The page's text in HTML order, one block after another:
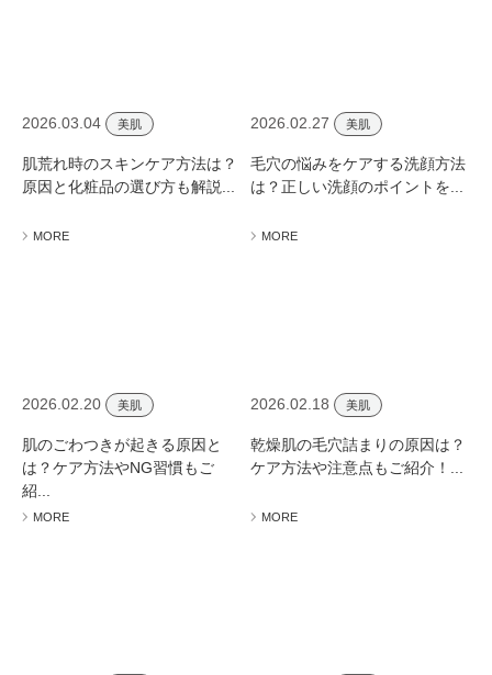
2026.03.04 美肌
肌荒れ時のスキンケア方法は？
原因と化粧品の選び方も解説...
MORE
2026.02.27 美肌
毛穴の悩みをケアする洗顔方法
は？正しい洗顔のポイントを...
MORE
2026.02.20 美肌
肌のごわつきが起きる原因と
は？ケア方法やNG習慣もご
紹...
MORE
2026.02.18 美肌
乾燥肌の毛穴詰まりの原因は？
ケア方法や注意点もご紹介！...
MORE